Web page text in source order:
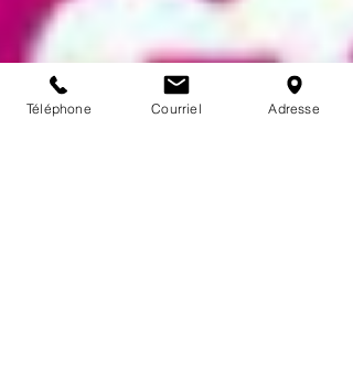
Téléphone Courriel Adresse